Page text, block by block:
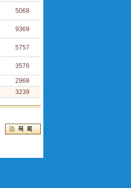
5068
9369
5757
3576
2968
3239